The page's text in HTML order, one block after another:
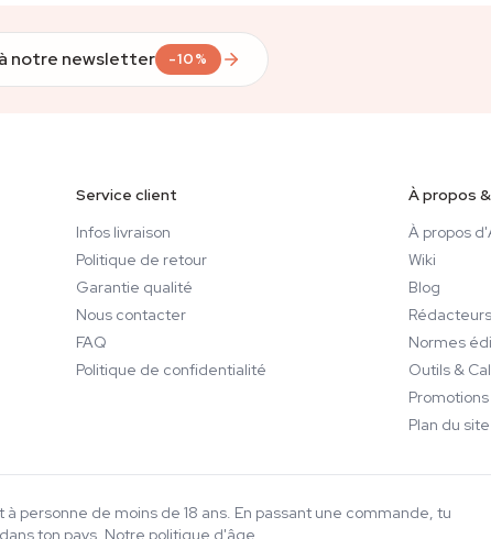
notre newsletter -10%
Service client
Infos livraison
Politique de retour
Garantie qualité
Nous contacter
FAQ
Politique de confidentialité
À propos
À propos
Wiki
Blog
Rédacteurs
Normes
Outils &
Promotions
Plan du site
personne de moins de 18 ans. En passant une commande, tu
ton pays. Notre politique d'âge